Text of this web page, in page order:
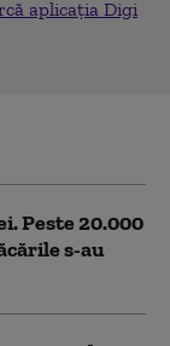
aplicația Digi
Peste 20.000
s-au